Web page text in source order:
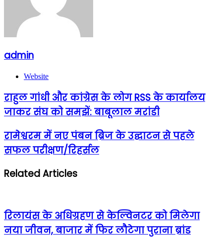
admin
Website
राहुल गांधी और कांग्रेस के लोग RSS के कार्यालय
जाकर संघ को समझें: बाबूलाल मरांडी
रामेश्वरम में नए पंबन ब्रिज के उद्घाटन से पहले
सफल परीक्षण/रिहर्सल
Related Articles
रिलायंस के अधिग्रहण से केल्विनटर को मिलेगा
नया जीवन, बाजार में फिर लौटेगा पुराना ब्रांड